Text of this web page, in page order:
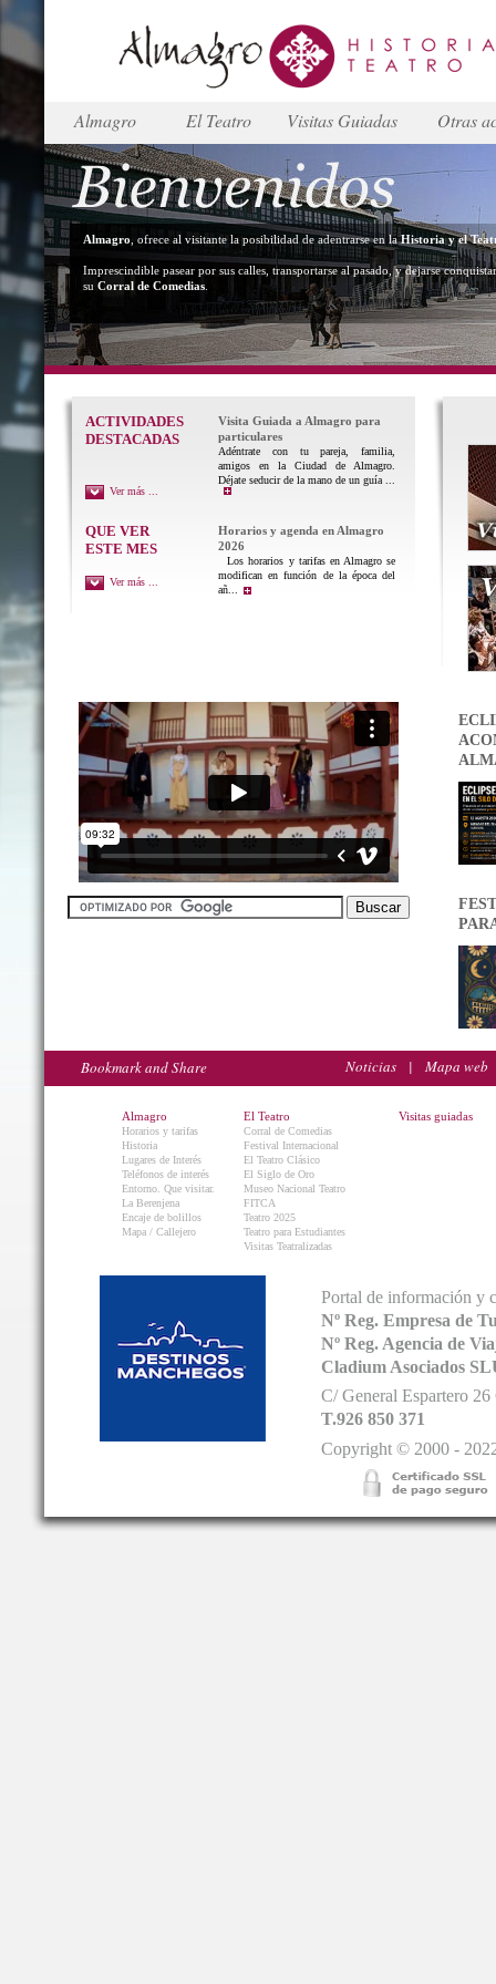
Almagro El Teatro Visitas Guiadas Otras
Almagro , ofrece al visitante la posibilidad de adentrarse en laHistoria y el
Imprescindible pasear por sus calles, transportarse al pasado, y dejarse
su Corral de Comedias
ACTIVIDADES
DESTACADAS
Visita Guiada a Almagro para
particulares
Adéntrate con tu pareja, familia,
amigos en la Ciudad de Almagro.
Déjate seducir de la mano de un guía ...
Ver más ...
QUE VER
ESTE MES
Horarios y agenda en Almagro
2026
Los horarios y tarifas en Almagro se
modifican en función de la época del
añ...
Ver más ...
Noticias | Mapa web
Almagro
Horarios y tarifas
Historia
Lugares de Interés
Teléfonos de interés
Entorno. Que visitar.
La Berenjena
Encaje de bolillos
Mapa / Callejero
El Teatro
Corral de Comedias
Festival Internacional
El Teatro Clásico
El Siglo de Oro
Museo Nacional Teatro
FITCA
Teatro 2025
Teatro para Estudiantes
Visitas Teatralizadas
Visitas guiadas
Portal de información y
Nº Reg. Empresa de
Nº Reg. Agencia de
Cladium Asociados
C/ General Espartero
T.926 850 371
Copyright © 2000 -